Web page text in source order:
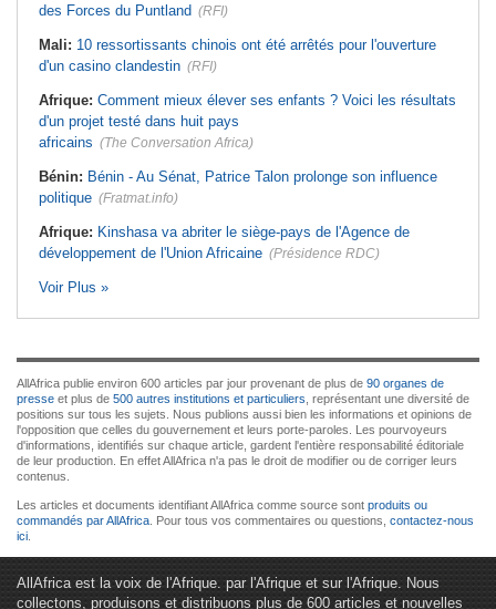
des Forces du Puntland (RFI)
Mali: 10 ressortissants chinois ont été arrêtés pour l'ouverture
d'un casino clandestin (RFI)
Afrique: Comment mieux élever ses enfants ? Voici les résultats
d'un projet testé dans huit pays
africains (The Conversation Africa)
Bénin: Bénin - Au Sénat, Patrice Talon prolonge son influence
politique (Fratmat.info)
Afrique: Kinshasa va abriter le siège-pays de l'Agence de
développement de l'Union Africaine (Présidence RDC)
Voir Plus »
AllAfrica publie environ 600 articles par jour provenant de plus de 90 organes de
presse et plus de 500 autres institutions et particuliers , représentant une diversité de
positions sur tous les sujets. Nous publions aussi bien les informations et opinions de
l'opposition que celles du gouvernement et leurs porte-paroles. Les pourvoyeurs
d'informations, identifiés sur chaque article, gardent l'entière responsabilité éditoriale
de leur production. En effet AllAfrica n'a pas le droit de modifier ou de corriger leurs
contenus.
Les articles et documents identifiant AllAfrica comme source sont produits ou
commandés par AllAfrica . Pour tous vos commentaires ou questions, contactez-nous
ici
AllAfrica est la voix de l'Afrique. par l'Afrique et sur l'Afrique. Nous
collectons, produisons et distribuons plus de 600 articles et nouvelles